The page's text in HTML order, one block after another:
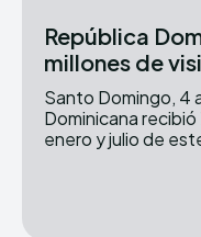
República
millones de
Santo Domingo, 4
Dominicana
enero y julio de